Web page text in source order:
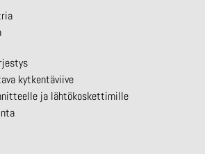
kytkentäviive
ja lähtökoskettimille